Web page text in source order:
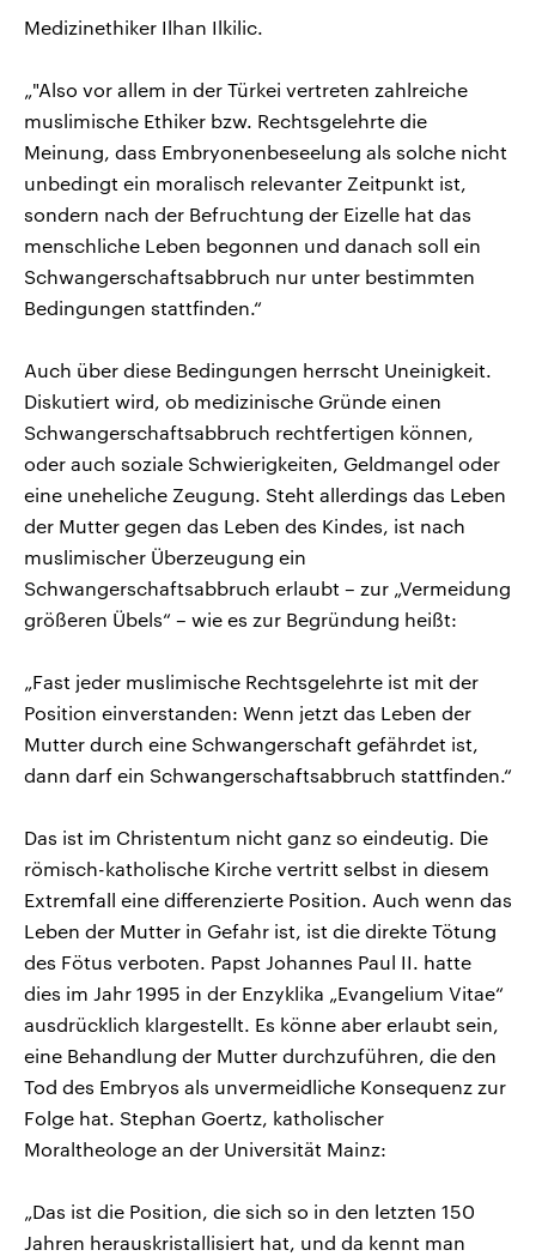
Medizinethiker Ilhan Ilkilic.
„"Also vor allem in der Türkei vertreten zahlreiche
muslimische Ethiker bzw. Rechtsgelehrte die
Meinung, dass Embryonenbeseelung als solche nicht
unbedingt ein moralisch relevanter Zeitpunkt ist,
sondern nach der Befruchtung der Eizelle hat das
menschliche Leben begonnen und danach soll ein
Schwangerschaftsabbruch nur unter bestimmten
Bedingungen stattfinden.“
Auch über diese Bedingungen herrscht Uneinigkeit.
Diskutiert wird, ob medizinische Gründe einen
Schwangerschaftsabbruch rechtfertigen können,
oder auch soziale Schwierigkeiten, Geldmangel oder
eine uneheliche Zeugung. Steht allerdings das Leben
der Mutter gegen das Leben des Kindes, ist nach
muslimischer Überzeugung ein
Schwangerschaftsabbruch erlaubt – zur „Vermeidung
größeren Übels“ – wie es zur Begründung heißt:
„Fast jeder muslimische Rechtsgelehrte ist mit der
Position einverstanden: Wenn jetzt das Leben der
Mutter durch eine Schwangerschaft gefährdet ist,
dann darf ein Schwangerschaftsabbruch stattfinden.“
Das ist im Christentum nicht ganz so eindeutig. Die
römisch-katholische Kirche vertritt selbst in diesem
Extremfall eine differenzierte Position. Auch wenn das
Leben der Mutter in Gefahr ist, ist die direkte Tötung
des Fötus verboten. Papst Johannes Paul II. hatte
dies im Jahr 1995 in der Enzyklika „Evangelium Vitae“
ausdrücklich klargestellt. Es könne aber erlaubt sein,
eine Behandlung der Mutter durchzuführen, die den
Tod des Embryos als unvermeidliche Konsequenz zur
Folge hat. Stephan Goertz, katholischer
Moraltheologe an der Universität Mainz:
„Das ist die Position, die sich so in den letzten 150
Jahren herauskristallisiert hat, und da kennt man